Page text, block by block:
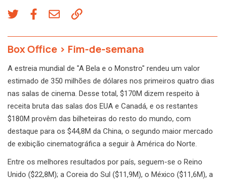
Box Office > Fim-de-semana
A estreia mundial de "A Bela e o Monstro" rendeu um valor
estimado de 350 milhões de dólares nos primeiros quatro dias
nas salas de cinema. Desse total, $170M dizem respeito à
receita bruta das salas dos EUA e Canadá, e os restantes
$180M provêm das bilheteiras do resto do mundo, com
destaque para os $44,8M da China, o segundo maior mercado
de exibição cinematográfica a seguir à América do Norte.
Entre os melhores resultados por país, seguem-se o Reino
Unido ($22,8M); a Coreia do Sul ($11,9M), o México ($11,6M), a